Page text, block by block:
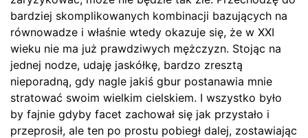
bardziej skomplikowanych kombinacji bazujących na
równowadze i właśnie wtedy okazuje się, że w XXI
wieku nie ma już prawdziwych mężczyzn. Stojąc na
jednej nodze, udaję jaskółkę, bardzo zresztą
nieporadną, gdy nagle jakiś gbur postanawia mnie
stratować swoim wielkim cielskiem. I wszystko było
by fajnie gdyby facet zachował się jak przystało i
przeprosił, ale ten po prostu pobiegł dalej, zostawiając